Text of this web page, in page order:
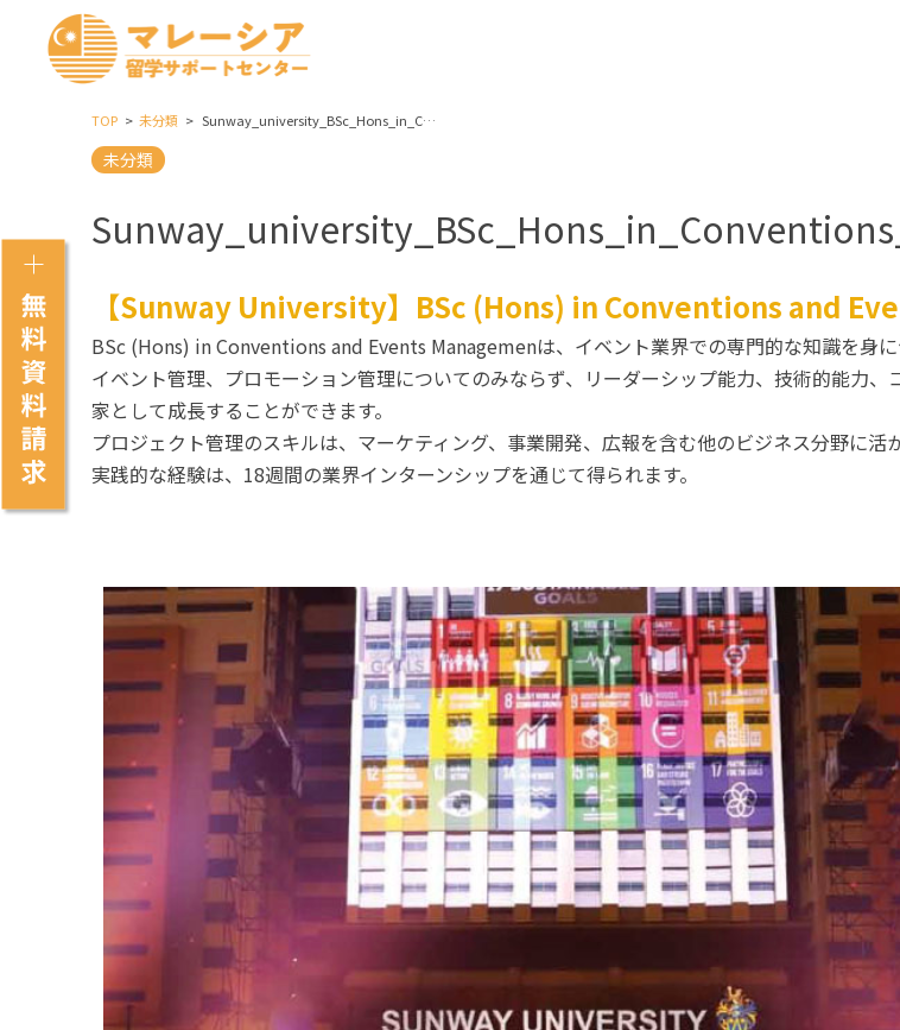
TOP 未分類 Sunway_university_BSc_Hons_in_Conventions_and_Events_Management
未分類
【Sunway University】BSc (Hons) in Conventions and
BSc (Hons) in Conventions and Events Managemenは、イベント業界での専門的な知識を身に
イベント管理、プロモーション管理についてのみならず、リーダーシップ能力、技術的能力
家として成長することができます。
プロジェクト管理のスキルは、マーケティング、事業開発、広報を含む他のビジネス分野に活
実践的な経験は、18週間の業界インターンシップを通じて得られます。